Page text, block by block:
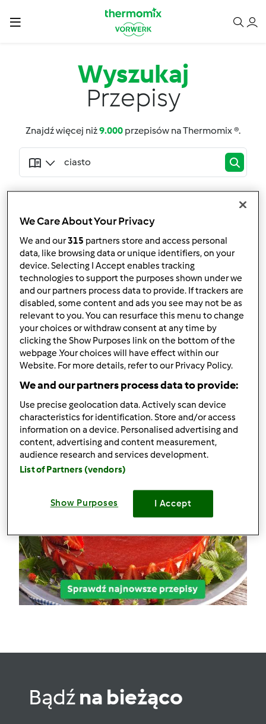
Wyszukaj
Przepisy
Znajdź więcej niż9.000 przepisów na Thermomix ®.
Rozszerz wyszukiwanie
Filtry
Wyników na stronę:
12
Sortuj po:
Domyślny
32 33 34 35 36
Bądźna bieżąco
We Care About Your Privacy
We and our315 partners store and access personal
data, like browsing data or unique identifiers, on your
device. Selecting I Accept enables tracking
technologies to support the purposes shown under we
and our partners process data to provide. If trackers are
disabled, some content and ads you see may not be as
relevant to you. You can resurface this menu to change
your choices or withdraw consent at any time by
clicking the Show Purposes link on the bottom of the
webpage .Your choices will have effect within our
Website. For more details, refer to our Privacy Policy.
We and our partners process data to provide:
Use precise geolocation data. Actively scan device
characteristics for identification. Store and/or access
information on a device. Personalised advertising and
content, advertising and content measurement,
audience research and services development.
List of Partners (vendors)
Show Purposes I Accept